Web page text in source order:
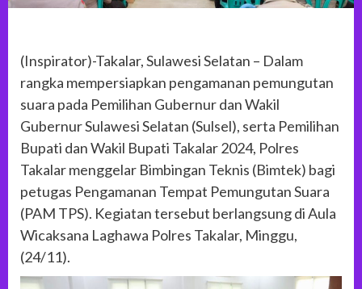
(Inspirator)-Takalar, Sulawesi Selatan – Dalam
rangka mempersiapkan pengamanan pemungutan
suara pada Pemilihan Gubernur dan Wakil
Gubernur Sulawesi Selatan (Sulsel), serta Pemilihan
Bupati dan Wakil Bupati Takalar 2024, Polres
Takalar menggelar Bimbingan Teknis (Bimtek) bagi
petugas Pengamanan Tempat Pemungutan Suara
(PAM TPS). Kegiatan tersebut berlangsung di Aula
Wicaksana Laghawa Polres Takalar, Minggu,
(24/11).